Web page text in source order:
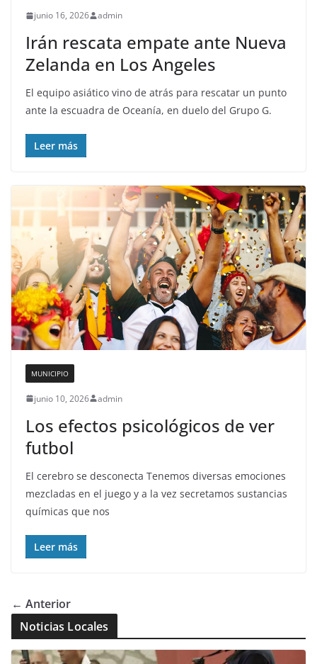
junio 16, 2026 admin
Irán rescata empate ante Nueva
Zelanda en Los Angeles
El equipo asiático vino de atrás para rescatar un punto
ante la escuadra de Oceanía, en duelo del Grupo G.
Leer más
MUNICIPIO
junio 10, 2026 admin
Los efectos psicológicos de ver
futbol
El cerebro se desconecta Tenemos diversas emociones
mezcladas en el juego y a la vez secretamos sustancias
químicas que nos
Leer más
← Anterior
Noticias Locales